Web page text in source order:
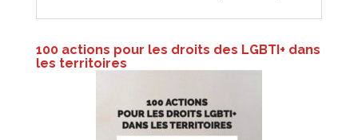
100 actions pour les droits des LGBTI+ dans
les territoires